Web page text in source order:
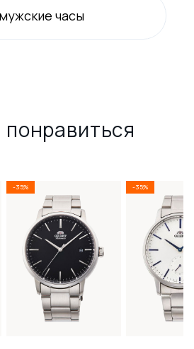
мужские часы
-35% -35%